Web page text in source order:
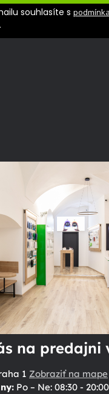
souhlasíte s
.
na predajni
1 Zobraziť na mape
Po – Ne: 08:30 - 20:00